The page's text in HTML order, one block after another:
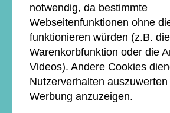
notwendig, da bestimmte
Webseitenfunktionen ohne
funktionieren würden (z.B. die
Warenkorbfunktion oder die
Videos). Andere Cookies
Nutzerverhalten
Werbung anzuzeigen.